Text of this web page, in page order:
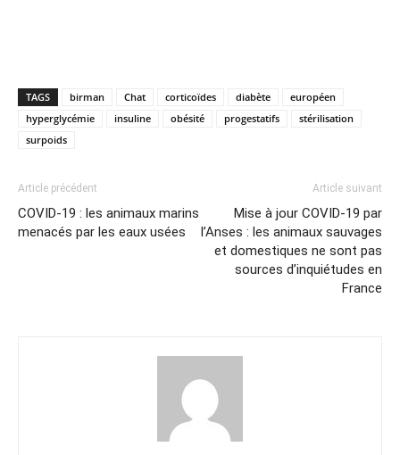
TAGS birman Chat corticoïdes diabète
européen
hyperglycémie
insuline obésité progestatifs
stérilisation
surpoids
Article précédent
COVID-19 : les animaux marins
menacés par les eaux usées
Article suivant
Mise à jour COVID-19 par
l’Anses : les animaux sauvages
et domestiques ne sont pas
sources d’inquiétudes en
France